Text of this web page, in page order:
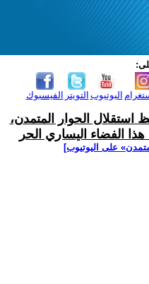
الفيسبوك التويتر اليوتيوب
استقلال الحوار المتمدن،
الفضاء اليساري الحر
على اليوتيوب]